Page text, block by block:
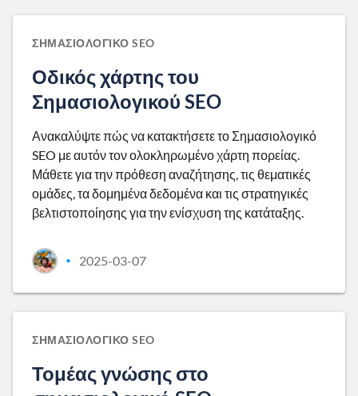
ΣΗΜΑΣΙΟΛΟΓΙΚΌ SEO
Οδικός χάρτης του
Σημασιολογικού SEO
Ανακαλύψτε πώς να κατακτήσετε το Σημασιολογικό
SEO με αυτόν τον ολοκληρωμένο χάρτη πορείας.
Μάθετε για την πρόθεση αναζήτησης, τις θεματικές
ομάδες, τα δομημένα δεδομένα και τις στρατηγικές
βελτιστοποίησης για την ενίσχυση της κατάταξης.
• 2025-03-07
ΣΗΜΑΣΙΟΛΟΓΙΚΌ SEO
Τομέας γνώσης στο